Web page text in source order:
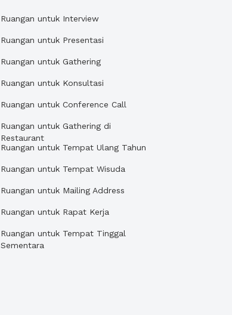
Ruangan untuk Interview
Ruangan untuk Presentasi
Ruangan untuk Gathering
Ruangan untuk Konsultasi
Ruangan untuk Conference Call
Ruangan untuk Gathering di
Restaurant
Ruangan untuk Tempat Ulang Tahun
Ruangan untuk Tempat Wisuda
Ruangan untuk Mailing Address
Ruangan untuk Rapat Kerja
Ruangan untuk Tempat Tinggal
Sementara